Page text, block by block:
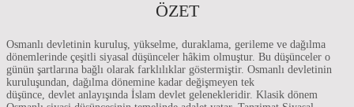
ÖZET
Osmanlı devletinin kuruluş, yükselme, duraklama, gerileme ve dağılma
dönemlerinde çeşitli siyasal düşünceler hâkim olmuştur. Bu düşünceler o
günün şartlarına bağlı olarak farklılıklar göstermiştir. Osmanlı devletinin
kuruluşundan, dağılma dönemine kadar değişmeyen tek
düşünce, devlet anlayışında İslam devlet gelenekleridir. Klasik dönem